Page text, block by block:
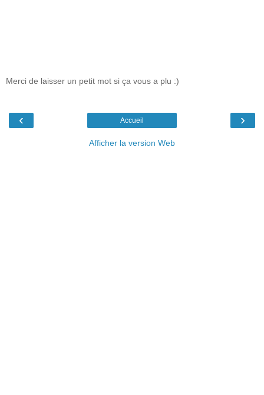
Merci de laisser un petit mot si ça vous a plu :)
‹ ›
Accueil
Afficher la version Web